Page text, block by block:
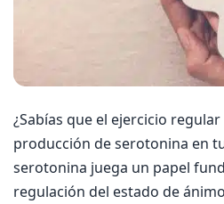
¿Sabías que el ejercicio
producción de serotonina en
serotonina juega un papel
regulación del estado de